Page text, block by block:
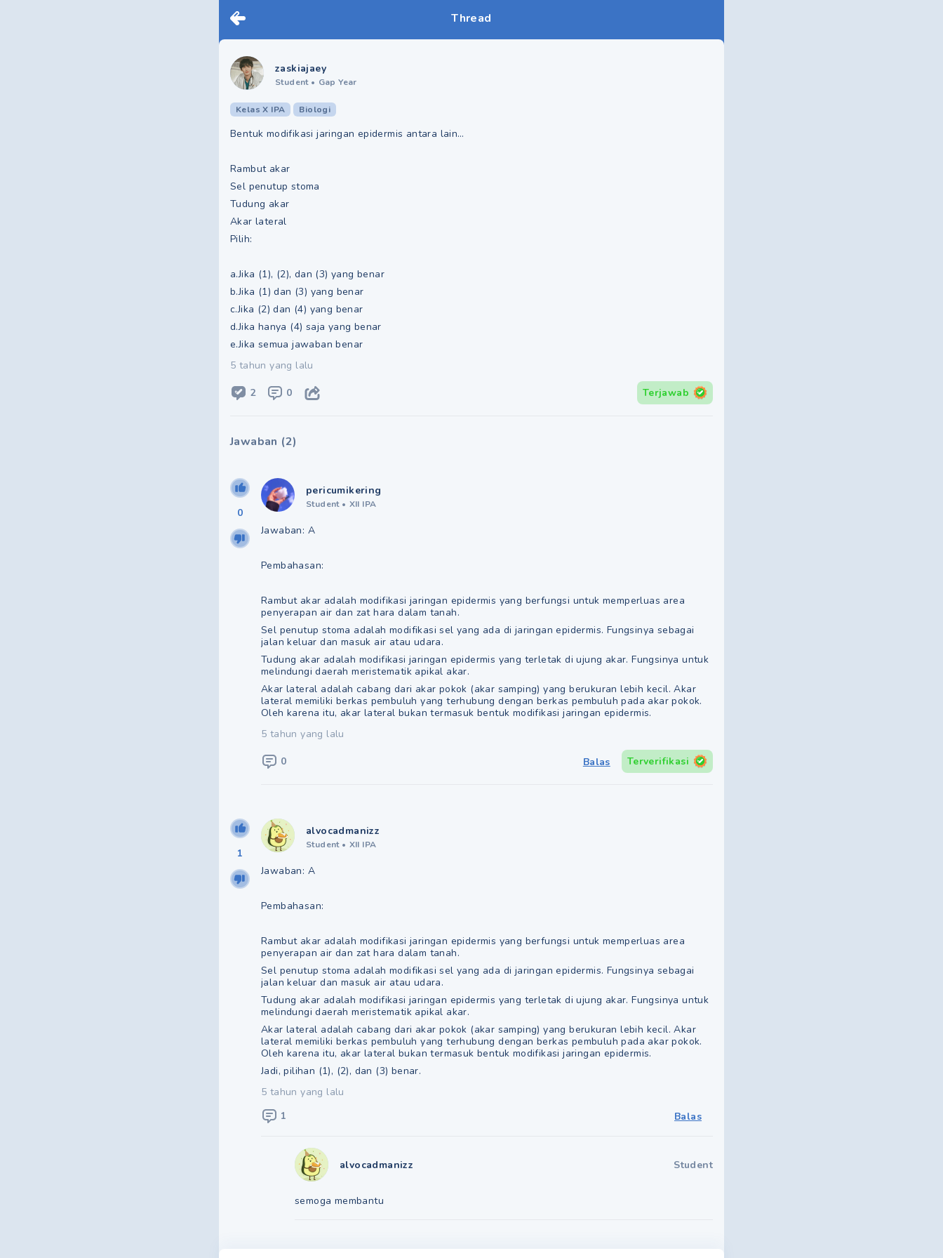
Thread
zaskiajaey
Student • Gap Year
Kelas X IPA Biologi
Bentuk modifikasi jaringan epidermis antara lain…
Rambut akar
Sel penutup stoma
Tudung akar
Akar lateral
Pilih:
a.Jika (1), (2), dan (3) yang benar
b.Jika (1) dan (3) yang benar
c.Jika (2) dan (4) yang benar
d.Jika hanya (4) saja yang benar
e.Jika semua jawaban benar
5 tahun yang lalu
2 0 Terjawab
Jawaban (2)
0
pericumikering
Student • XII IPA
Jawaban: A
Pembahasan:
Rambut akar adalah modifikasi jaringan epidermis yang berfungsi untuk memperluas area
penyerapan air dan zat hara dalam tanah.
Sel penutup stoma adalah modifikasi sel yang ada di jaringan epidermis. Fungsinya sebagai
jalan keluar dan masuk air atau udara.
Tudung akar adalah modifikasi jaringan epidermis yang terletak di ujung akar. Fungsinya untuk
melindungi daerah meristematik apikal akar.
Akar lateral adalah cabang dari akar pokok (akar samping) yang berukuran lebih kecil. Akar
lateral memiliki berkas pembuluh yang terhubung dengan berkas pembuluh pada akar pokok.
Oleh karena itu, akar lateral bukan termasuk bentuk modifikasi jaringan epidermis.
5 tahun yang lalu
0 Balas Terverifikasi
1
alvocadmanizz
Student • XII IPA
Jawaban: A
Pembahasan:
Rambut akar adalah modifikasi jaringan epidermis yang berfungsi untuk memperluas area
penyerapan air dan zat hara dalam tanah.
Sel penutup stoma adalah modifikasi sel yang ada di jaringan epidermis. Fungsinya sebagai
jalan keluar dan masuk air atau udara.
Tudung akar adalah modifikasi jaringan epidermis yang terletak di ujung akar. Fungsinya untuk
melindungi daerah meristematik apikal akar.
Akar lateral adalah cabang dari akar pokok (akar samping) yang berukuran lebih kecil. Akar
lateral memiliki berkas pembuluh yang terhubung dengan berkas pembuluh pada akar pokok.
Oleh karena itu, akar lateral bukan termasuk bentuk modifikasi jaringan epidermis.
Jadi, pilihan (1), (2), dan (3) benar.
5 tahun yang lalu
1
Balas
alvocadmanizz Student
semoga membantu